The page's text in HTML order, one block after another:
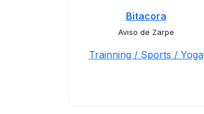
Bitacora
Aviso de Zarpe
Trainning / Sports / Yoga